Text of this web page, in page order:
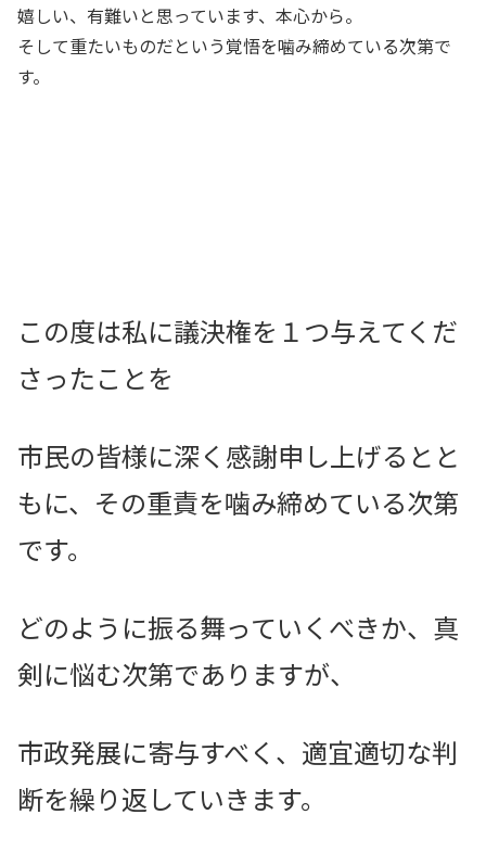
嬉しい、有難いと思っています、本心から。
そして重たいものだという覚悟を噛み締めている次第で
す。
この度は私に議決権を１つ与えてくだ
さったことを
市民の皆様に深く感謝申し上げるとと
もに、その重責を噛み締めている次第
です。
どのように振る舞っていくべきか、真
剣に悩む次第でありますが、
市政発展に寄与すべく、適宜適切な判
断を繰り返していきます。